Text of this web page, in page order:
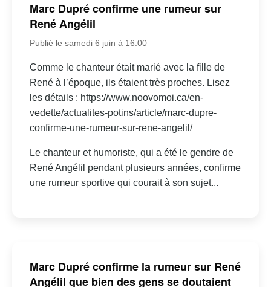
Marc Dupré confirme une rumeur sur
René Angélil
Publié le samedi 6 juin à 16:00
Comme le chanteur était marié avec la fille de
René à l’époque, ils étaient très proches. Lisez
les détails : https://www.noovomoi.ca/en-
vedette/actualites-potins/article/marc-dupre-
confirme-une-rumeur-sur-rene-angelil/
Le chanteur et humoriste, qui a été le gendre de
René Angélil pendant plusieurs années, confirme
une rumeur sportive qui courait à son sujet...
Marc Dupré confirme la rumeur sur René
Angélil que bien des gens se doutaient